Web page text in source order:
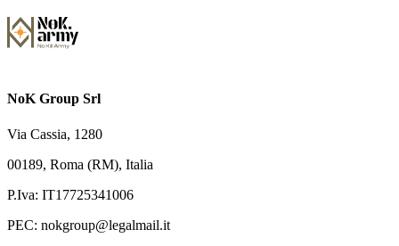
NoK Group Srl
Via Cassia, 1280
00189, Roma (RM), Italia
P.Iva: IT17725341006
PEC: nokgroup@legalmail.it